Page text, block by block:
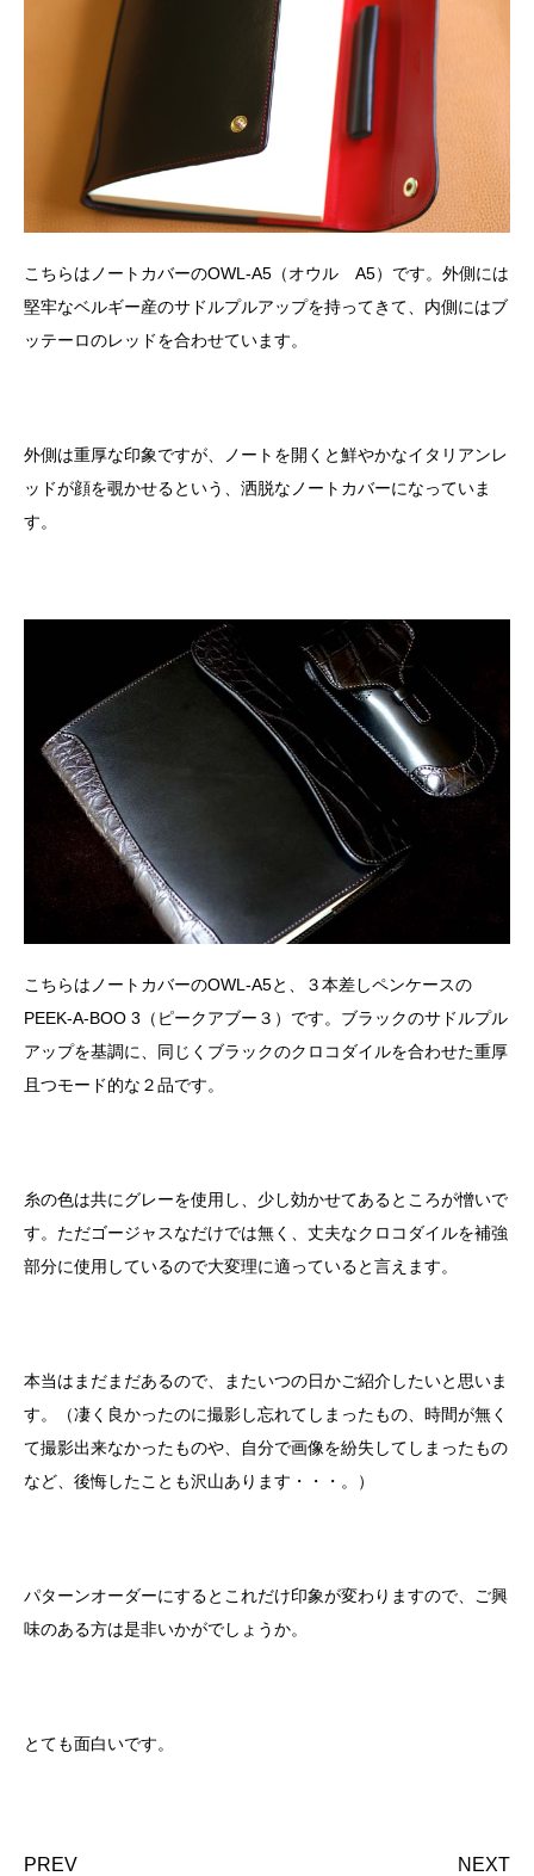
こちらはノートカバーのOWL-A5（オウル A5）です。外側には
堅牢なベルギー産のサドルプルアップを持ってきて、内側にはブ
ッテーロのレッドを合わせています。
外側は重厚な印象ですが、ノートを開くと鮮やかなイタリアンレ
ッドが顔を覗かせるという、洒脱なノートカバーになっていま
す。
こちらはノートカバーのOWL-A5と、３本差しペンケースの
PEEK-A-BOO 3（ピークアブー３）です。ブラックのサドルプル
アップを基調に、同じくブラックのクロコダイルを合わせた重厚
且つモード的な２品です。
糸の色は共にグレーを使用し、少し効かせてあるところが憎いで
す。ただゴージャスなだけでは無く、丈夫なクロコダイルを補強
部分に使用しているので大変理に適っていると言えます。
本当はまだまだあるので、またいつの日かご紹介したいと思いま
す。（凄く良かったのに撮影し忘れてしまったもの、時間が無く
て撮影出来なかったものや、自分で画像を紛失してしまったもの
など、後悔したことも沢山あります・・・。）
パターンオーダーにするとこれだけ印象が変わりますので、ご興
味のある方は是非いかがでしょうか。
とても面白いです。
PREV NEXT